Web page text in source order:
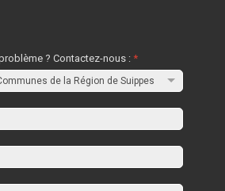
? Contactez-nous :*